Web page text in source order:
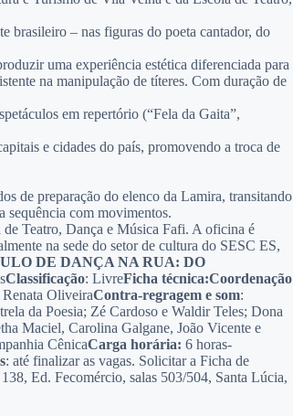
brasileiro – nas figuras do poeta cantador, do
uma experiência estética diferenciada para
na manipulação de títeres. Com duração de
em repertório (“Fela da Gaita”,
e cidades do país, promovendo a troca de
de preparação do elenco da Lamira, transitando
sequência com movimentos.
de Teatro, Dança e Música Fafi. A oficina é
na sede do setor de cultura do SESC ES,
DE DANÇA NA RUA: DO
Classificação: LivreFicha técnica:Coordenação
Renata OliveiraContra-regragem e som:
da Poesia; Zé Cardoso e Waldir Teles; Dona
Maciel, Carolina Galgane, João Vicente e
CênicaCarga horária: 6 horas-
: até finalizar as vagas. Solicitar a Ficha de
Ed. Fecomércio, salas 503/504, Santa Lúcia,